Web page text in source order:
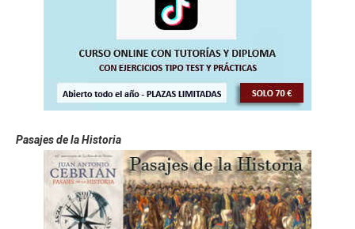
Pasajes de la Historia